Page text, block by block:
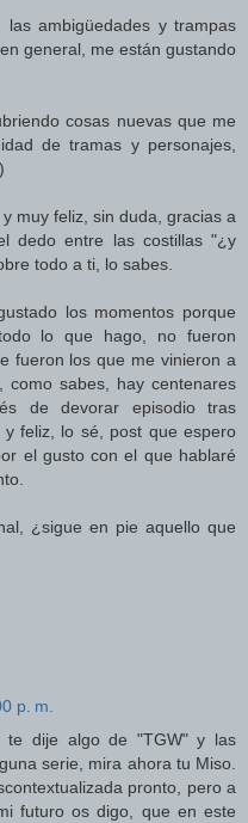
ambigüedades y trampas
general, me están gustando
cosas nuevas que me
de tramas y personajes,
muy feliz, sin duda, gracias a
dedo entre las costillas "¿y
todo a ti, lo sabes.
los momentos porque
lo que hago, no fueron
fueron los que me vinieron a
sabes, hay centenares
de devorar episodio tras
feliz, lo sé, post que espero
el gusto con el que hablaré
¿sigue en pie aquello que
p. m.
te dije algo de "TGW" y las
serie, mira ahora tu Miso.
pronto, pero a
futuro os digo, que en este